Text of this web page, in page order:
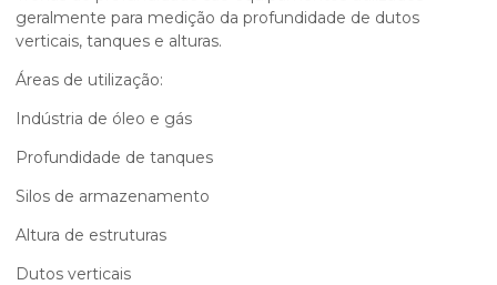
geralmente para medição da profundidade de dutos
verticais, tanques e alturas.
Áreas de utilização:
Indústria de óleo e gás
Profundidade de tanques
Silos de armazenamento
Altura de estruturas
Dutos verticais